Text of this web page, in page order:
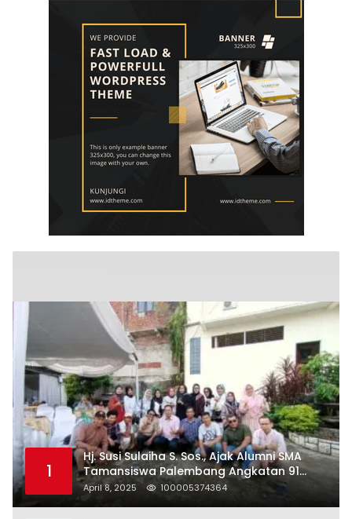
1
Hj. Susi Sulaiha S. Sos., Ajak Alumni SMA
Tamansiswa Palembang Angkatan 91
Halal Bihalal
April 8, 2025 100005374364